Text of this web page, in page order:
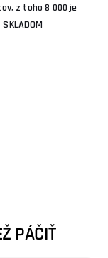
z toho 8 000 je
SKLADOM
PÁČIŤ